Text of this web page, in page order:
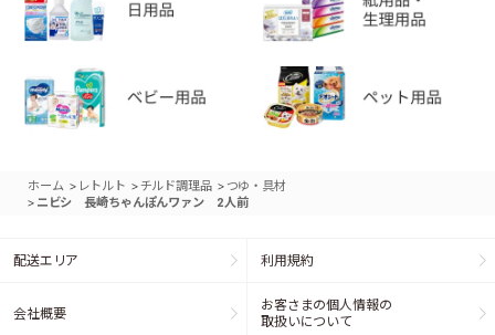
ホーム > レトルト >チルド調理品 > つゆ・具材
> ニビシ 長崎ちゃんぽんワァン 2人前
配送エリア 利用規約
会社概要
お客さまの個人情報の
取扱いについて